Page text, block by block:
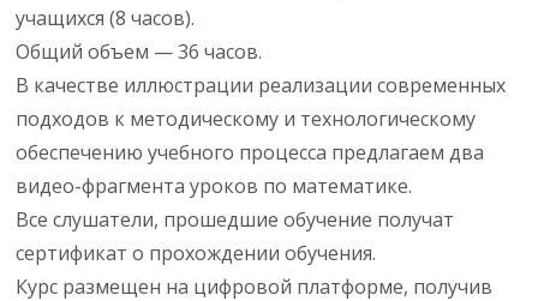
учащихся (8 часов).
Общий объем — 36 часов.
В качестве иллюстрации реализации современных
подходов к методическому и технологическому
обеспечению учебного процесса предлагаем два
видео-фрагмента уроков по математике.
Все слушатели, прошедшие обучение получат
сертификат о прохождении обучения.
Курс размещен на цифровой платформе, получив